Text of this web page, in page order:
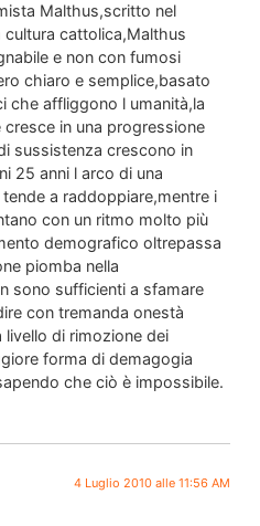
Malthus,scritto nel
cultura cattolica,Malthus
e non con fumosi
chiaro e semplice,basato
che affliggono l umanità,la
in una progressione
sussistenza crescono in
25 anni l arco di una
a raddoppiare,mentre i
con un ritmo molto più
demografico oltrepassa
piomba nella
sono sufficienti a sfamare
con tremanda onestà
livello di rimozione dei
forma di demagogia
che ciò è impossibile.
4 Luglio 2010 alle 11:56 AM